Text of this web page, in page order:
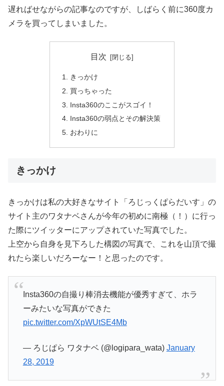
遅ればせながらの記事なのですが、しばらく前に360度カ
メラを買ってしまいました。
目次
きっかけ
買っちゃった
Insta360のここがスゴイ！
Insta360の弱点とその解決策
おわりに
きっかけ
きっかけは私の大好きなサイト「ろじっくぱらだいす」の
サイト主のワタナベさんが今年の初めに南極（！）に行っ
た際にツイッターにアップされていた写真でした。
上空から自身を見下ろした構図の写真で、これを山頂で撮
れたら楽しいだろーなー！と思ったのです。
Insta360の自撮り棒消去機能が優秀すぎて、ホラ
ーみたいな写真ができた
pic.twitter.com/XpWUtSE4Mb
— ろじぱら ワタナベ (@logipara_wata) January
28, 2019